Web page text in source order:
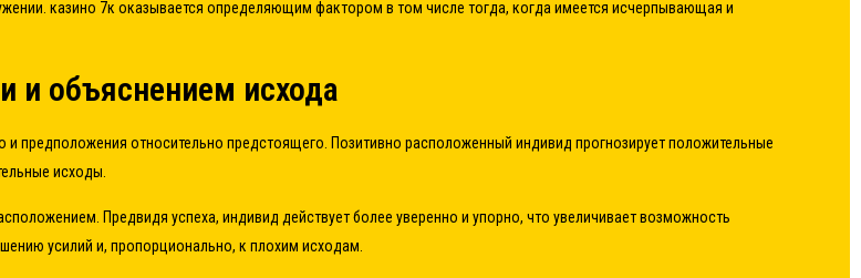
казино 7к оказывается определяющим фактором в том числе тогда, когда имеется исчерпывающая и
и объяснением исхода
предположения относительно предстоящего. Позитивно расположенный индивид прогнозирует положительные
исходы.
Предвидя успеха, индивид действует более уверенно и упорно, что увеличивает возможность
усилий и, пропорционально, к плохим исходам.